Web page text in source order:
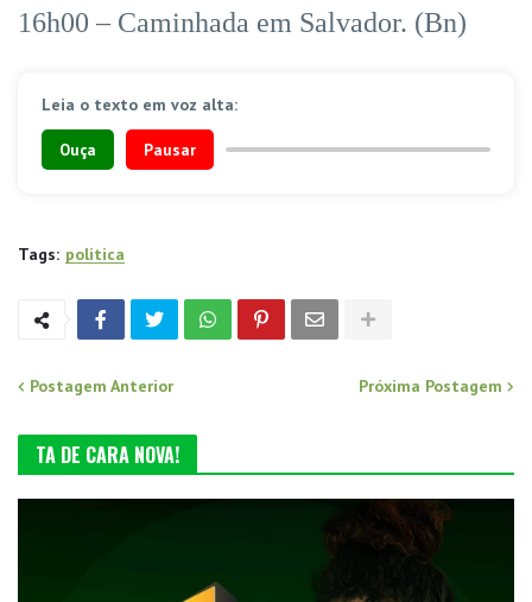
16h00 – Caminhada em Salvador. (Bn)
Leia o texto em voz alta:
Ouça Pausar
Tags: politica
Postagem Anterior Próxima Postagem
TA DE CARA NOVA!